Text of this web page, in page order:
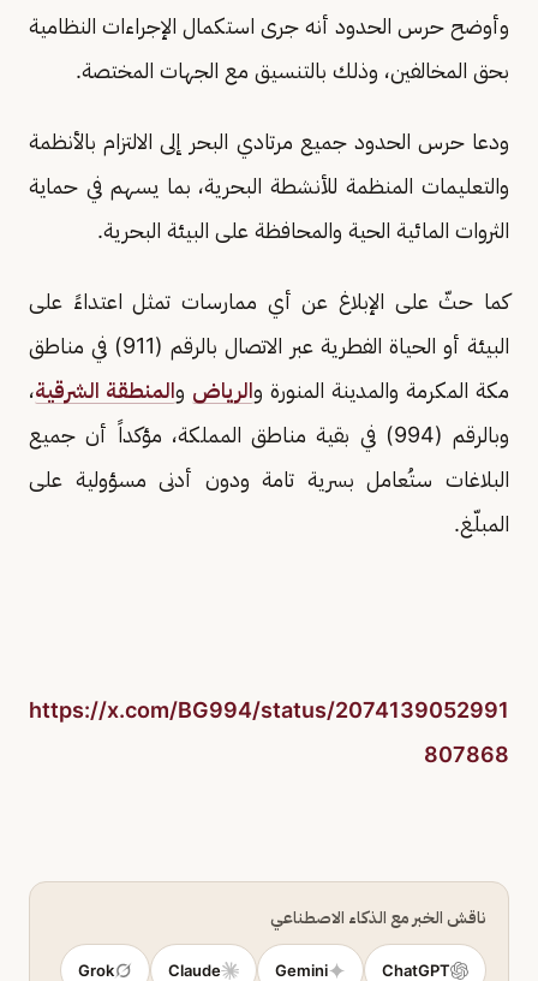
وأوضح حرس الحدود أنه جرى استكمال الإجراءات النظامية
بحق المخالفين، وذلك بالتنسيق مع الجهات المختصة.
ودعا حرس الحدود جميع مرتادي البحر إلى الالتزام بالأنظمة
والتعليمات المنظمة للأنشطة البحرية، بما يسهم في حماية
الثروات المائية الحية والمحافظة على البيئة البحرية.
كما حثّ على الإبلاغ عن أي ممارسات تمثل اعتداءً على
البيئة أو الحياة الفطرية عبر الاتصال بالرقم (911) في مناطق
مكة المكرمة والمدينة المنورة والرياض والمنطقة الشرقية،
وبالرقم (994) في بقية مناطق المملكة، مؤكداً أن جميع
البلاغات ستُعامل بسرية تامة ودون أدنى مسؤولية على
المبلّغ.
https://x.com/BG994/status/2074139052991
807868
ناقش الخبر مع الذكاء الاصطناعي
ChatGPT
Gemini
Claude
Grok